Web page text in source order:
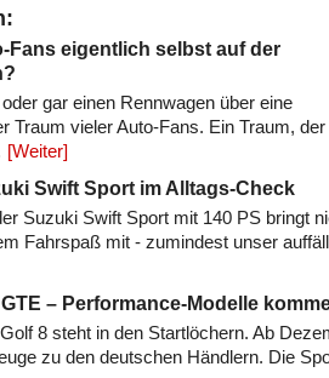
Fans eigentlich selbst auf der
gar einen Rennwagen über eine
Traum vieler Auto-Fans. Ein Traum,
[Weiter]
Swift Sport im Alltags-Check
Suzuki Swift Sport mit 140 PS bringt
Fahrspaß mit - zumindest unser
– Performance-Modelle
8 steht in den Startlöchern. Ab
zu den deutschen Händlern. Die